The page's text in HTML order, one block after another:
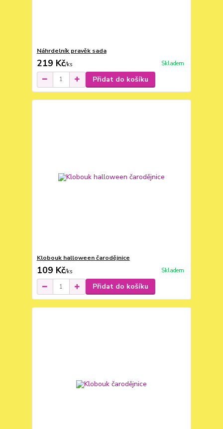
Náhrdelník pravěk sada
219 Kč/ks Skladem
Přidat do košíku
Klobouk halloween čarodějnice
109 Kč/ks Skladem
Přidat do košíku